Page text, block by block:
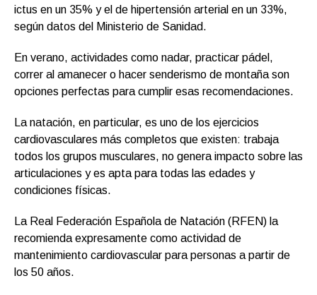
ictus en un 35% y el de hipertensión arterial en un 33%,
según datos del Ministerio de Sanidad.
En verano, actividades como nadar, practicar pádel,
correr al amanecer o hacer senderismo de montaña son
opciones perfectas para cumplir esas recomendaciones.
La natación, en particular, es uno de los ejercicios
cardiovasculares más completos que existen: trabaja
todos los grupos musculares, no genera impacto sobre las
articulaciones y es apta para todas las edades y
condiciones físicas.
La Real Federación Española de Natación (RFEN) la
recomienda expresamente como actividad de
mantenimiento cardiovascular para personas a partir de
los 50 años.